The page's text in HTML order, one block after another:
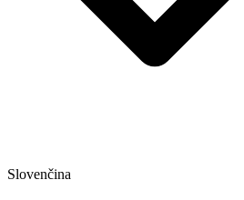
Slovenčina